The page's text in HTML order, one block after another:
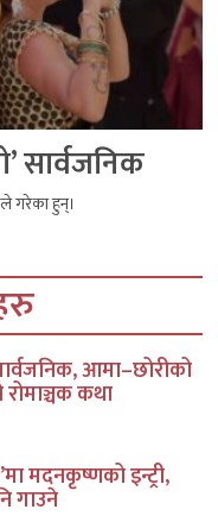
सार्वजनिक
गरेका हुन्।
आमा–छोरीको
कथा
मदनकृष्णको इन्ट्री,
गाउने